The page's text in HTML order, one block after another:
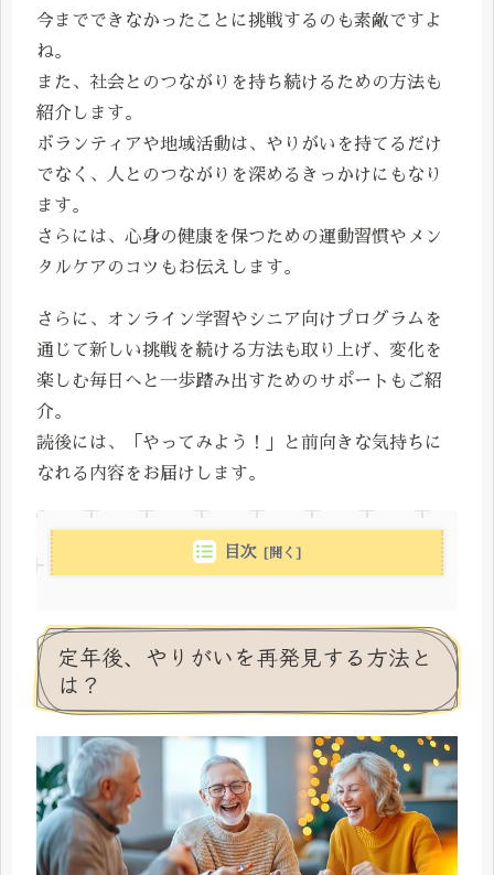
今までできなかったことに挑戦するのも素敵ですよ
ね。
また、社会とのつながりを持ち続けるための方法も
紹介します。
ボランティアや地域活動は、やりがいを持てるだけ
でなく、人とのつながりを深めるきっかけにもなり
ます。
さらには、心身の健康を保つための運動習慣やメン
タルケアのコツもお伝えします。
さらに、オンライン学習やシニア向けプログラムを
通じて新しい挑戦を続ける方法も取り上げ、変化を
楽しむ毎日へと一歩踏み出すためのサポートもご紹
介。
読後には、「やってみよう！」と前向きな気持ちに
なれる内容をお届けします。
目次
定年後、やりがいを再発見する方法と
は？